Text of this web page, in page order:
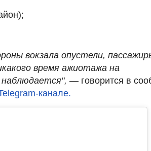
вокзала опустели,
время ажиотажа на
наблюдается", — говорится в
канале.